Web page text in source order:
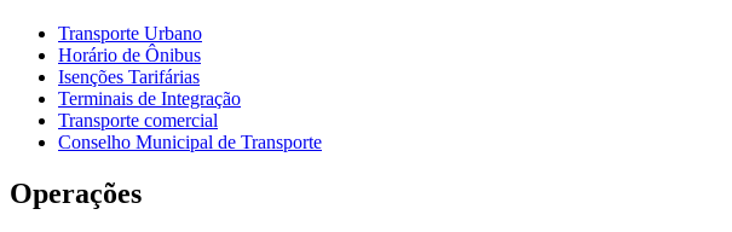
Transporte Urbano
Horário de Ônibus
Isenções Tarifárias
Terminais de Integração
Transporte comercial
Conselho Municipal de Transporte
Operações